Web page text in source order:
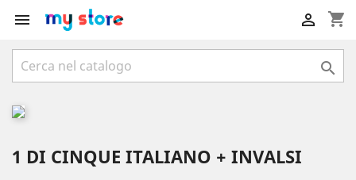
 shopping_cart


1 DI CINQUE ITALIANO + INVALSI